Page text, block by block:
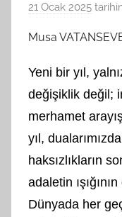
21 Ocak 2025
Musa
Yeni bir yıl,
değişiklik değil;
merhamet
yıl,
haksızlıkların
adaletin
Dünyada her